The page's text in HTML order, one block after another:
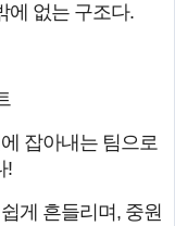
에 없는 구조다.
잡아내는 팀으로
!
게 흔들리며, 중원